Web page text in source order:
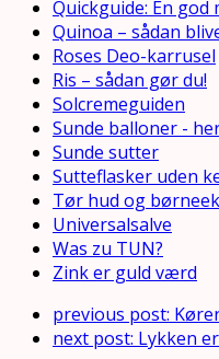
Quickguide: En
Quinoa – sådan
Roses Deo-karrusel
Ris – sådan gør du!
Solcremeguiden
Sunde balloner -
Sunde sutter
Sutteflasker uden
Tør hud og
Universalsalve
Was zu TUN?
Zink er guld værd
previous post:
next post: Lykken